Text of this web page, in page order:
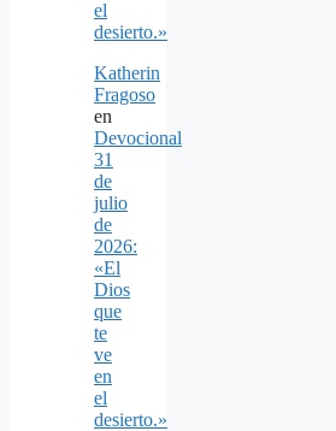
el
desierto.»
Katherin
Fragoso
en
Devocional
31
de
julio
de
2026:
«El
Dios
que
te
ve
en
el
desierto.»